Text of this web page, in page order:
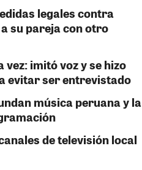
legales contra
a su pareja con otro
imitó voz y se hizo
evitar ser entrevistado
música peruana y la
de televisión local